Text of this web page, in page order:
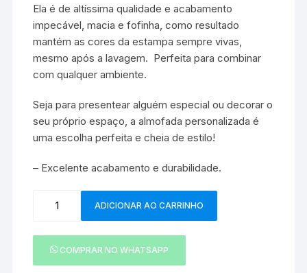
Ela é de altíssima qualidade e acabamento
impecável, macia e fofinha, como resultado
mantém as cores da estampa sempre vivas,
mesmo após a lavagem. Perfeita para combinar
com qualquer ambiente.
Seja para presentear alguém especial ou decorar o
seu próprio espaço, a almofada personalizada é
uma escolha perfeita e cheia de estilo!
– Excelente acabamento e durabilidade.
Mulher
007
ADICIONAR AO CARRINHO
COMPRAR NO WHATSAPP